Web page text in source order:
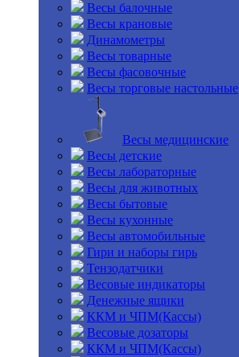
Весы балочные
Весы крановые
Динамометры
Весы товарные
Весы фасовочные
Весы торговые настольные
Весы медицинские
Весы детские
Весы лабораторные
Весы для животных
Весы бытовые
Весы кухонные
Весы автомобильные
Гири и наборы гирь
Тензодатчики
Весовые индикаторы
Денежные ящики
ККМ и ЧПМ(Кассы)
Весовые дозаторы
ККМ и ЧПМ(Кассы)